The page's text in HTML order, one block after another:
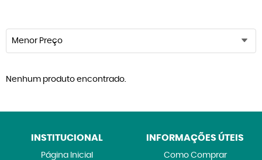
Menor Preço
Nenhum produto encontrado.
INSTITUCIONAL
Página Inicial
INFORMAÇÕES ÚTEIS
Como Comprar